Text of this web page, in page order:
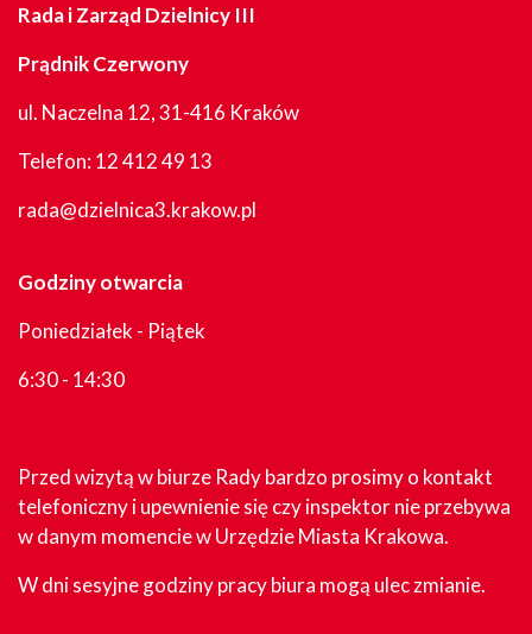
Rada i Zarząd Dzielnicy III
Prądnik Czerwony
ul. Naczelna 12, 31-416 Kraków
Telefon:12 412 49 13
rada@dzielnica3.krakow.pl
Godziny otwarcia
Poniedziałek - Piątek
6:30 - 14:30
Przed wizytą w biurze Rady bardzo prosimy o kontakt
telefoniczny i upewnienie się czy inspektor nie przebywa
w danym momencie w Urzędzie Miasta Krakowa.
W dni sesyjne godziny pracy biura mogą ulec zmianie.